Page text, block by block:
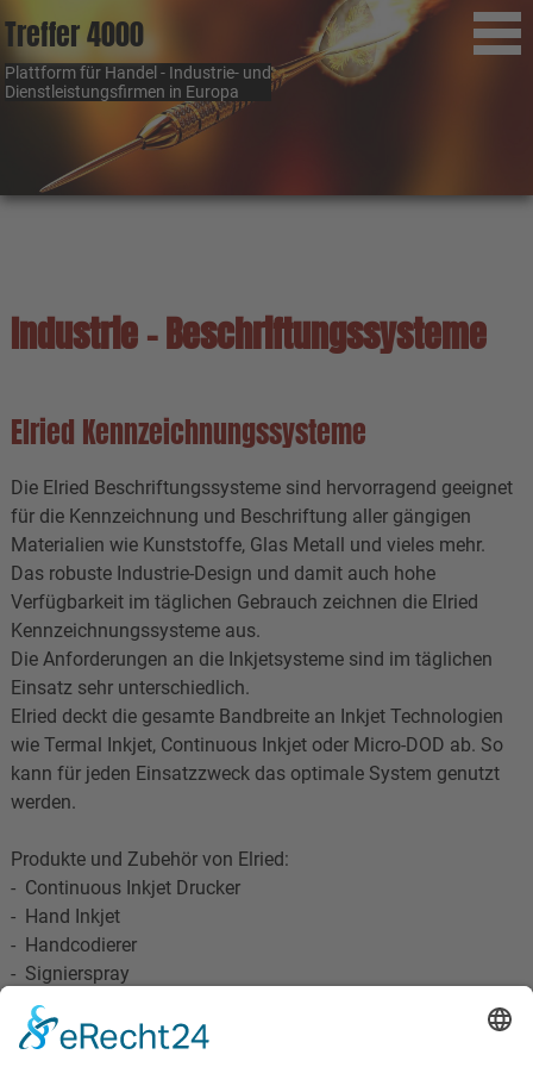
Treffer 4000
Plattform für Handel - Industrie- und
Dienstleistungsfirmen in Europa
Industrie - Beschriftungssysteme
Elried Kennzeichnungssysteme
Die Elried Beschriftungssysteme sind hervorragend geeignet
für die Kennzeichnung und Beschriftung aller gängigen
Materialien wie Kunststoffe, Glas Metall und vieles mehr.
Das robuste Industrie-Design und damit auch hohe
Verfügbarkeit im täglichen Gebrauch zeichnen die Elried
Kennzeichnungssysteme aus.
Die Anforderungen an die Inkjetsysteme sind im täglichen
Einsatz sehr unterschiedlich.
Elried deckt die gesamte Bandbreite an Inkjet Technologien
wie Termal Inkjet, Continuous Inkjet oder Micro-DOD ab. So
kann für jeden Einsatzzweck das optimale System genutzt
werden.
Produkte und Zubehör von Elried:
- Continuous Inkjet Drucker
- Hand Inkjet
- Handcodierer
- Signierspray